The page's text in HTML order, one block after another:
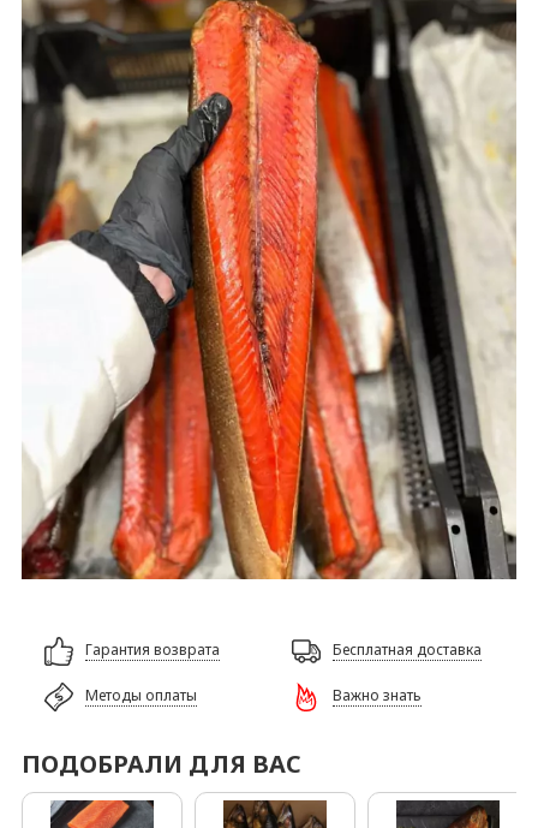
Гарантия возврата Бесплатная доставка
Методы оплаты Важно знать
ПОДОБРАЛИ ДЛЯ ВАС